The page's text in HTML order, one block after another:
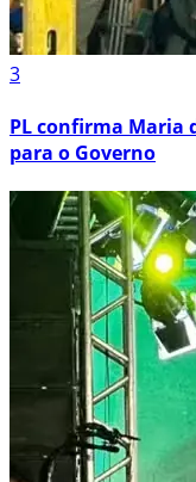
3
PL confirma Maria
para o Governo